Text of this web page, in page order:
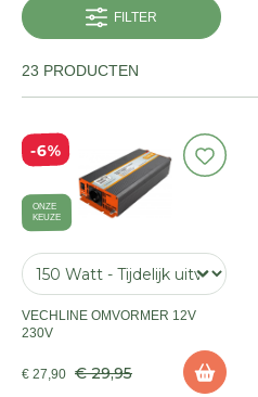
FILTER
23 PRODUCTEN
6%
ONZE
KEUZE
VECHLINE OMVORMER 12V
230V
€ 27,90 € 29,95